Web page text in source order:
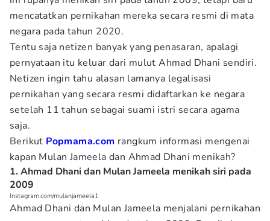
mencatatkan pernikahan mereka secara resmi di mata
negara pada tahun 2020.
Tentu saja netizen banyak yang penasaran, apalagi
pernyataan itu keluar dari mulut Ahmad Dhani sendiri.
Netizen ingin tahu alasan lamanya legalisasi
pernikahan yang secara resmi didaftarkan ke negara
setelah 11 tahun sebagai suami istri secara agama
saja.
Berikut Popmama.com rangkum informasi mengenai
kapan Mulan Jameela dan Ahmad Dhani menikah?
1. Ahmad Dhani dan Mulan Jameela menikah siri pada
2009
Instagram.com/mulanjameela1
Ahmad Dhani dan Mulan Jameela menjalani pernikahan